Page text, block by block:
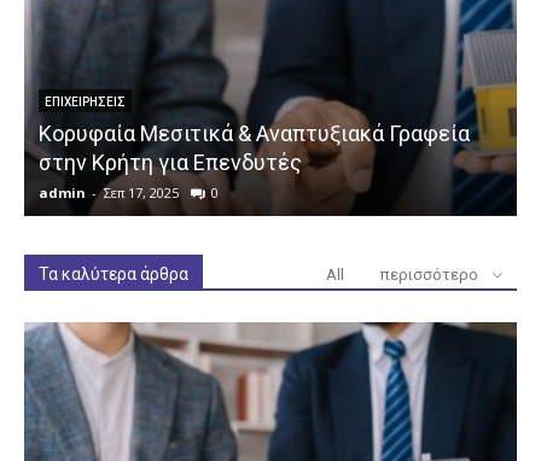
ΕΠΙΧΕΙΡΉΣΕΙΣ
Κορυφαία Μεσιτικά & Αναπτυξιακά Γραφεία
στην Κρήτη για Επενδυτές
admin - Σεπ 17, 2025 0
Τα καλύτερα άρθρα All περισσότερο